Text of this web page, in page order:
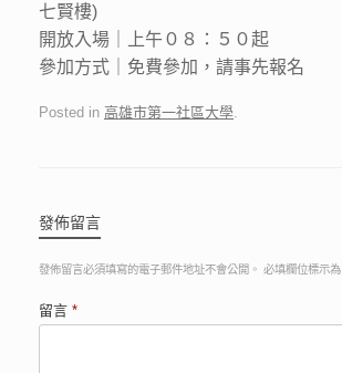
七賢樓)
開放入場｜上午０８：５０起
參加方式｜免費參加，請事先報名
Posted in 高雄市第一社區大學.
發佈留言
發佈留言必須填寫的電子郵件地址不會公開。 必填欄位標示為
留言 *